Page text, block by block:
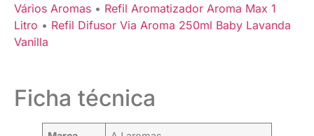
Vários Aromas • Refil Aromatizador Aroma Max 1
Litro • Refil Difusor Via Aroma 250ml Baby Lavanda
Vanilla
Ficha técnica